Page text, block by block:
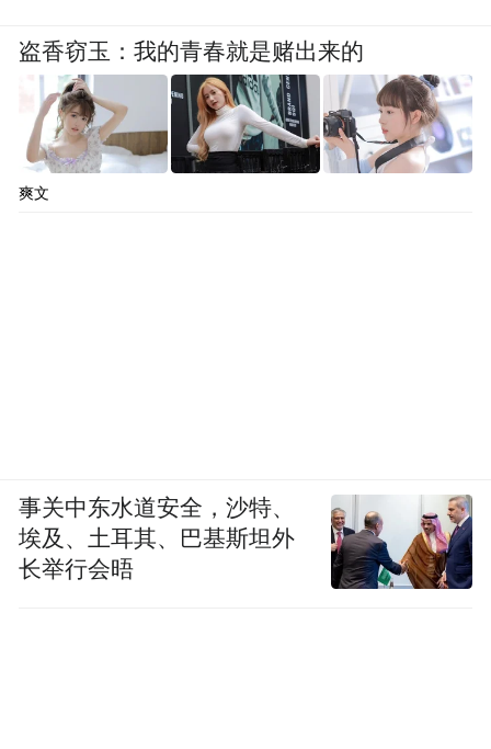
盗香窃玉：我的青春就是赌出来的
爽文
事关中东水道安全，沙特、
埃及、土耳其、巴基斯坦外
长举行会晤